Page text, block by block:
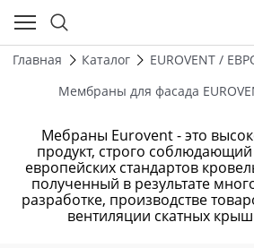
Главная Каталог EUROVENT /
Мембраны для фасада
Мебраны Eurovent - это
продукт, строго
европейских стандартов
полученный в результате
разработке, производстве
вентиляции скатных